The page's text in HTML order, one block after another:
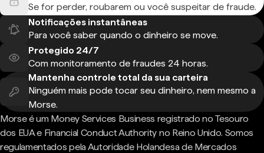
Se for perder, roubarem ou você suspeitar de fraude.
Notificações instantâneas
Para você saber quando o dinheiro se move.
Protegido 24/7
Com monitoramento de fraudes 24 horas.
Mantenha controle total da sua carteira
Ninguém mais pode tocar seu dinheiro, nem mesmo a
Morse.
Morse é um Money Services Business registrado no Tesouro
dos EUA e Financial Conduct Authority no Reino Unido. Somos
regulamentados pela Autoridade Holandesa de Mercados